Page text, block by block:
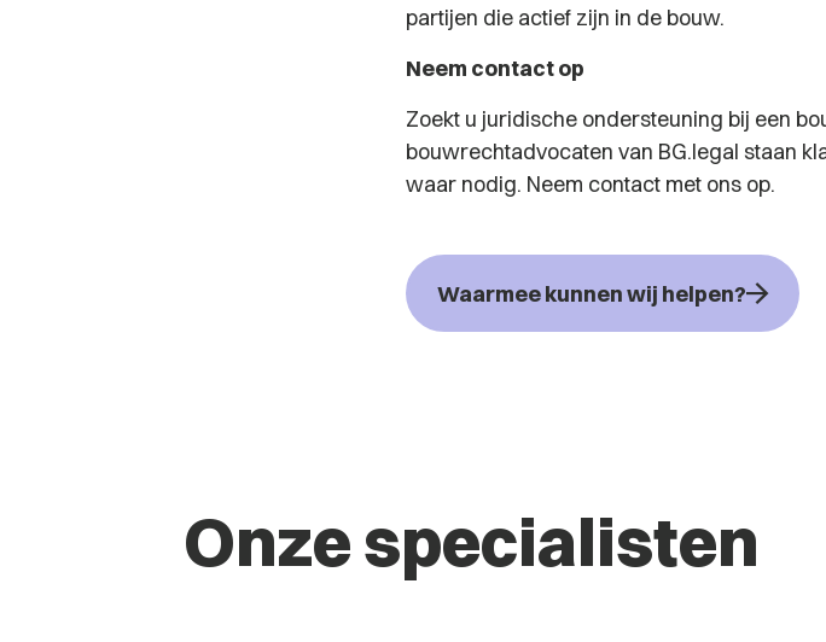
partijen die actief zijn in de bouw.
Neem contact op
Zoekt u juridische ondersteuning bij een
bouwrechtadvocaten van BG.legal staan
waar nodig. Neem contact met ons op.
Waarmee kunnen wij helpen?
Onze specialisten